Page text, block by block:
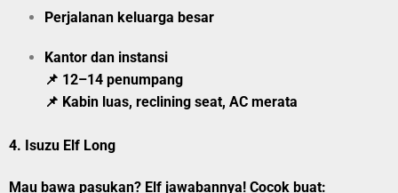
Perjalanan keluarga besar
Kantor dan instansi
📌 12–14 penumpang
📌 Kabin luas, reclining seat, AC merata
4. Isuzu Elf Long
Mau bawa pasukan? Elf jawabannya! Cocok buat: